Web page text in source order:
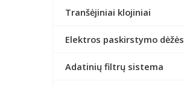
Tranšėjiniai klojiniai
Elektros paskirstymo dėžės
Adatinių filtrų sistema